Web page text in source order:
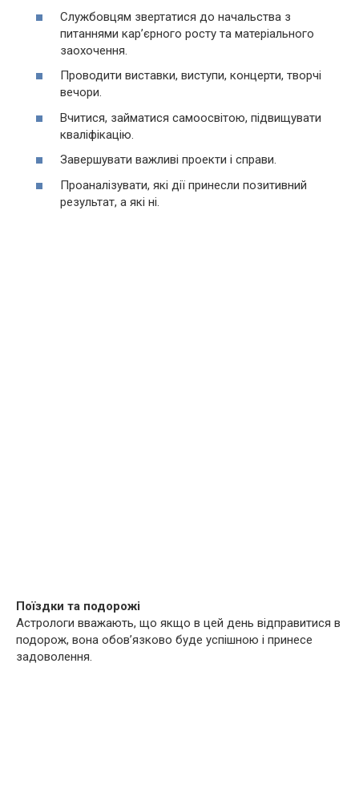
Службовцям звертатися до начальства з
питаннями кар’єрного росту та матеріального
заохочення.
Проводити виставки, виступи, концерти, творчі
вечори.
Вчитися, займатися самоосвітою, підвищувати
кваліфікацію.
Завершувати важливі проекти і справи.
Проаналізувати, які дії принесли позитивний
результат, а які ні.
Поїздки та подорожі
Астрологи вважають, що якщо в цей день відправитися в
подорож, вона обов’язково буде успішною і принесе
задоволення.